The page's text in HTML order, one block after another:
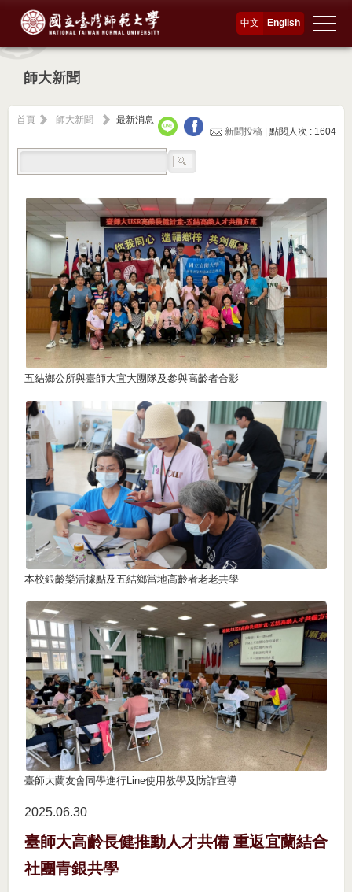
English
中文
師大新聞
首頁 師大新聞
最新消息
新聞投稿 |點閱人次 : 1604
五結鄉公所與臺師大宜大團隊及參與高齡者合影
本校銀齡樂活據點及五結鄉當地高齡者老老共學
臺師大蘭友會同學進行Line使用教學及防詐宣導
2025.06 30
臺師大高齡長健推動人才共備 重返宜蘭結合
社團青銀共學